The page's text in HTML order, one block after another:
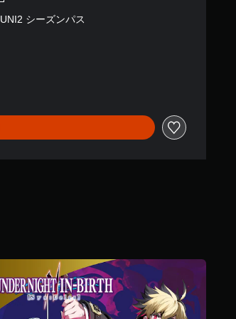
UNI2 シーズンパス